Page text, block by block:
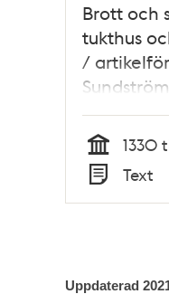
Brott och
tukthus
/
Sundström
Tid
1330
Typ
Text
Uppdaterad